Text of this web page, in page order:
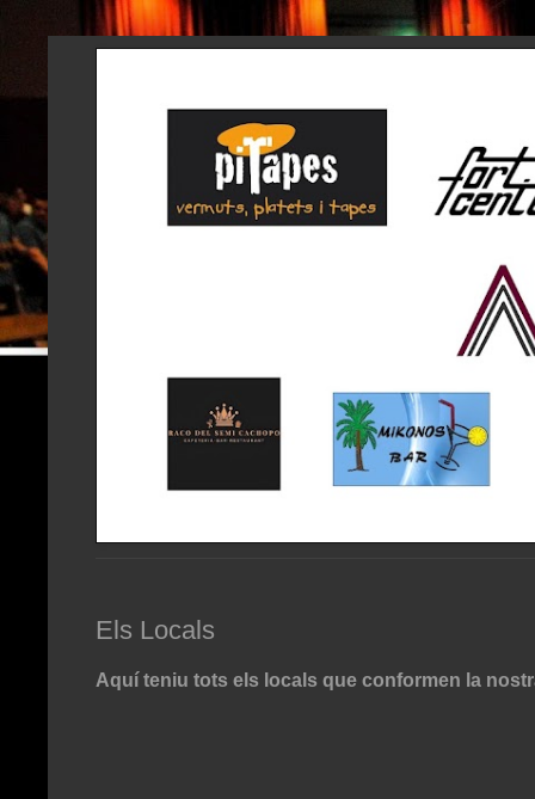
Els Locals
Aquí teniu tots els locals que conformen la